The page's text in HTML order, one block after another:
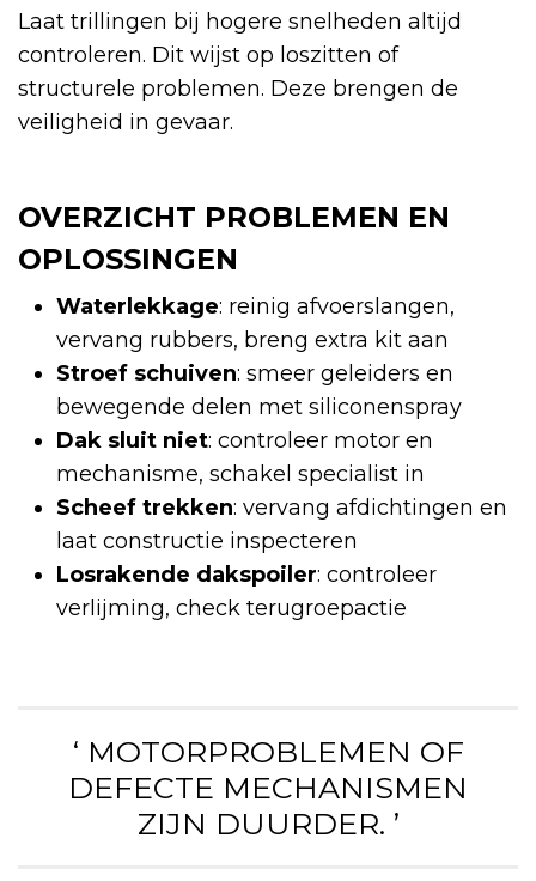
Laat trillingen bij hogere snelheden altijd
controleren. Dit wijst op loszitten of
structurele problemen. Deze brengen de
veiligheid in gevaar.
OVERZICHT PROBLEMEN EN
OPLOSSINGEN
Waterlekkage: reinig afvoerslangen,
vervang rubbers, breng extra kit aan
Stroef schuiven: smeer geleiders en
bewegende delen met siliconenspray
Dak sluit niet: controleer motor en
mechanisme, schakel specialist in
Scheef trekken: vervang afdichtingen en
laat constructie inspecteren
Losrakende dakspoiler: controleer
verlijming, check terugroepactie
‘ MOTORPROBLEMEN OF
DEFECTE MECHANISMEN
ZIJN DUURDER. ’